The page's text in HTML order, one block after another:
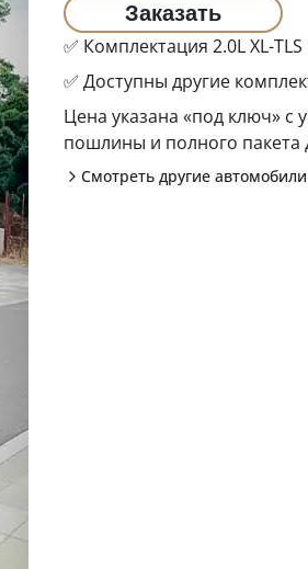
Заказать
✅ Комплектация 2.0L XL-
✅ Доступны другие
Цена указана «под ключ»
пошлины и полного пакета
Смотреть другие